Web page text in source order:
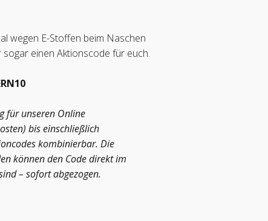
wegen E-Stoffen beim Naschen
einen Aktionscode für euch.
für unseren Online
bis einschließlich
kombinierbar. Die
können den Code direkt im
– sofort abgezogen.